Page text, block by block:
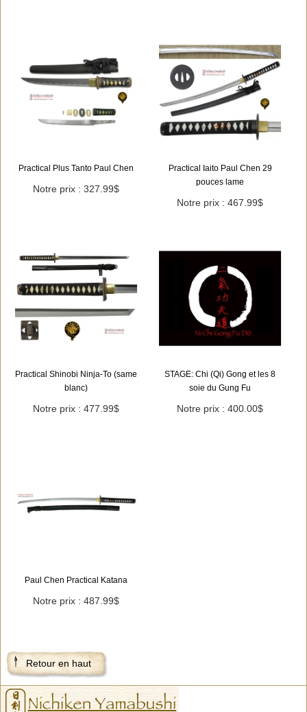
Practical Plus Tanto Paul Chen
Notre prix : 327.99$
Practical Iaito Paul Chen 29
pouces lame
Notre prix : 467.99$
Practical Shinobi Ninja-To (same
blanc)
Notre prix : 477.99$
STAGE: Chi (Qi) Gong et les 8
soie du Gung Fu
Notre prix : 400.00$
Paul Chen Practical Katana
Notre prix : 487.99$
Retour en haut